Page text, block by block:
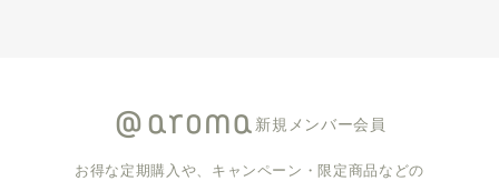
新規メンバー会員
お得な定期購入や、キャンペーン・限定商品などの